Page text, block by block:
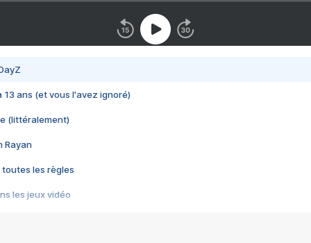
13 ans (et vous l'avez ignoré)
(littéralement)
Rayan
toutes les règles
les jeux vidéo